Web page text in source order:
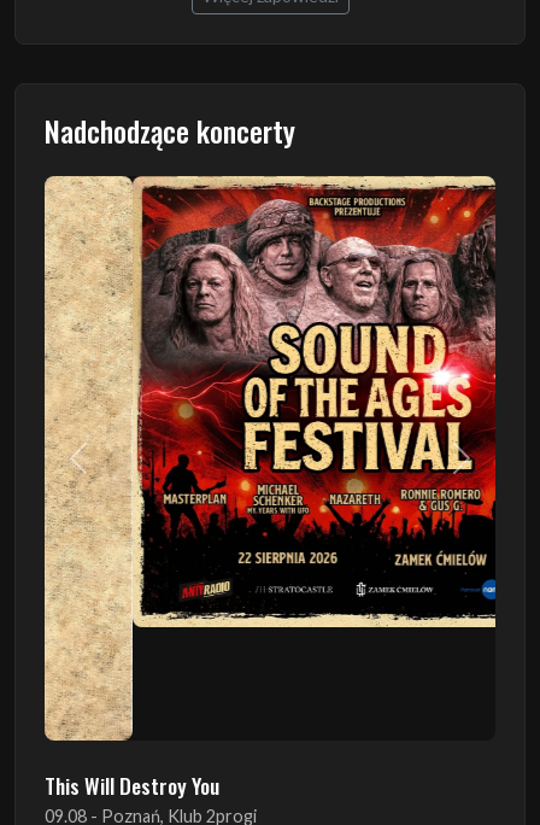
Nadchodzące koncerty
Poprzedni Następny
This Will Destroy You
09.08 - Poznań, Klub 2progi
Sound Of The Ages Festival
22.08 - Ćmielów, Zamek Ćmielów